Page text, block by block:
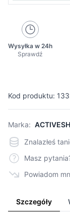
Kod produktu:
Marka:
Wysyłka w 24h
Sprawdź
Znalazłeś
Masz
Powiadom
Szczegóły